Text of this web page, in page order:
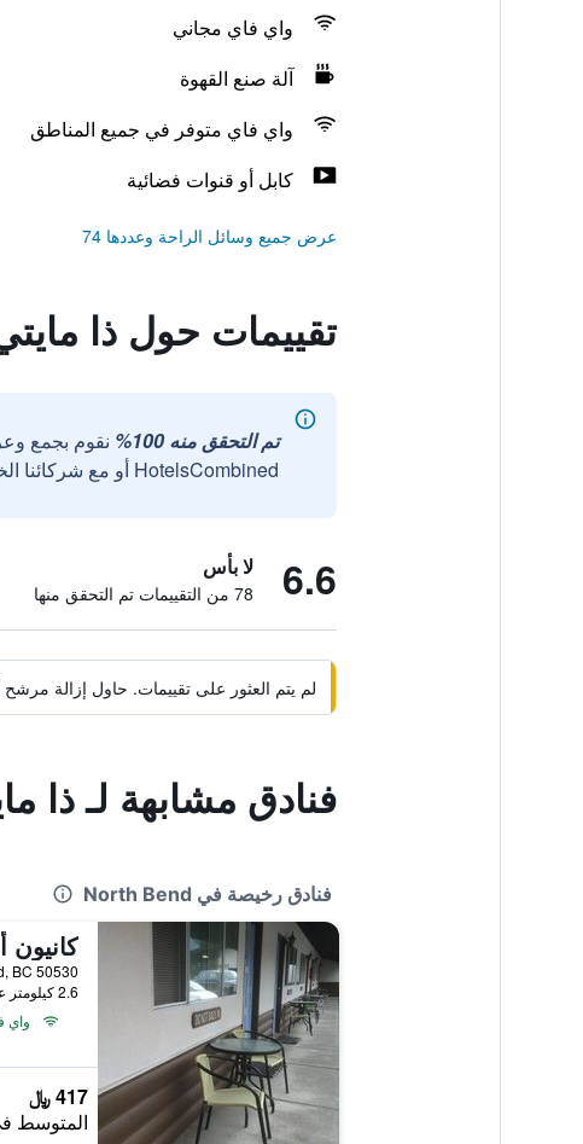
واي فاي مجاني
آلة صنع القهوة
واي فاي متوفر في جميع المناطق
كابل أو قنوات فضائية
عرض جميع وسائل الراحة وعددها 74
تقييمات حول ذا
تم التحقق منه 100%
نقوم بجمع
HotelsCombined أو مع شركائنا الخارجيين الموثوقين.
6.6 لا بأس
78 من التقييمات تم التحقق منها
لم يتم العثور على تقييمات. حاول إزالة
فنادق مشابهة لـ ذا
فنادق رخيصة في North Bend
كانيون
2.6 كيلومتر عن وسط المدينة
واي
417 ﷼
المتوسط